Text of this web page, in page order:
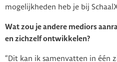
mogelijkheden heb je bij
Wat zou je andere mediors
en zichzelf ontwikkelen?
“Dit kan ik samenvatten in één